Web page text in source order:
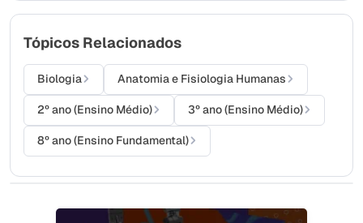
Tópicos Relacionados
Biologia Anatomia e Fisiologia Humanas
2º ano (Ensino Médio) 3º ano (Ensino Médio)
8º ano (Ensino Fundamental)